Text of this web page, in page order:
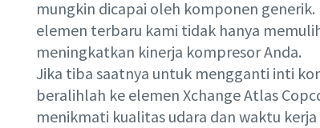
mungkin dicapai oleh komponen generik.
elemen terbaru kami tidak hanya
meningkatkan kinerja kompresor Anda.
Jika tiba saatnya untuk mengganti inti
beralihlah ke elemen Xchange Atlas
menikmati kualitas udara dan waktu